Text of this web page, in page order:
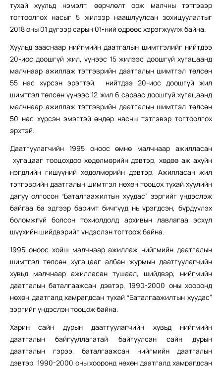
тухай хуульд нэмэлт, өөрчлөлт орж малчны тэтгэвэр
тогтоолгох насыг 5 жилээр наашлуулсан зохицуулалтыг
2018 оны 01 дүгээр сарын 01-ний өдрөөс хэрэгжүүлж байна.
Хуульд зааснаар нийгмийн даатгалын шимтгэлийг нийтдээ
20-иос доошгүй жил, үүнээс 15 жилээс доошгүй хугацаанд
малчнаар ажиллаж тэтгэврийн даатгалын шимтгэл төлсөн
55 нас хүрсэн эрэгтэй, нийтдээ 20-иос доошгүй жил
шимтгэл төлсөн үүнээс 12 жил 6 сараас доошгүй хугацаанд
малчнаар ажиллаж тэтгэврийн даатгалын шимтгэл төлсөн
50 нас хүрсэн эмэгтэй өндөр насны тэтгэвэр тогтоолгох
эрхтэй.
Даатгуулагчийн 1995 оноос өмнө малчнаар ажилласан
хугацааг тооцохдоо хөдөлмөрийн дэвтэр, хөдөө аж ахуйн
нэгдлийн гишүүний хөдөлмөрийн дэвтэр, Ажилласан жил
тэтгэврийн даатгалын шимтгэл нөхөн тооцох тухай хуулийн
дагуу олгосон “Баталгаажилтын хуудас” зэргийг үндэслэж
байгаа ба эдгээр баримт бичгүүд нь үрэгдсэн, бүрдүүлэх
боломжгүй болсон тохиолдолд архивын лавлагаа эсхүл
шүүхийн шийдвэрийг үндэслэн тогтоож байна.
1995 оноос хойш малчнаар ажиллаж нийгмийн даатгалын
шимтгэл төлсөн хугацааг албан журмын даатгуулагчийн
хувьд малчнаар ажилласан тушаал, шийдвэр, нийгмийн
даатгалын баталгаажсан дэвтэр, 1990-2000 оны хооронд
нөхөн даатгалд хамрагдсан тухай “Баталгаажилтын хуудас”
зэргийг үндэслэн тооцож байна.
Харин сайн дурын даатгуулагчийн хувьд нийгмийн
даатгалын байгууллагатай байгуулсан сайн дурын
даатгалын гэрээ, баталгаажсан нийгмийн даатгалын
дэвтэр, 1990-2000 оны хооронд нөхөн даатгалд хамрагдсан